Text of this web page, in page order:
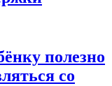
полезно
со